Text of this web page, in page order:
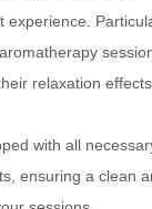
relaxation effects.
with all
ensuring a clean